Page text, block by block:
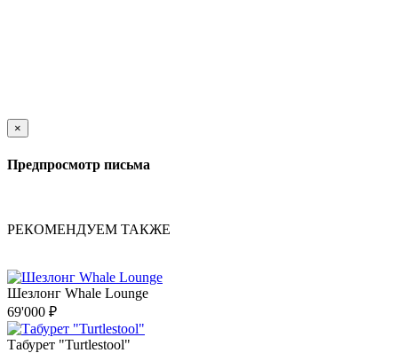
×
Предпросмотр письма
РЕКОМЕНДУЕМ ТАКЖЕ
Шезлонг Whale Lounge
69'000 ₽
Табурет "Turtlestool"